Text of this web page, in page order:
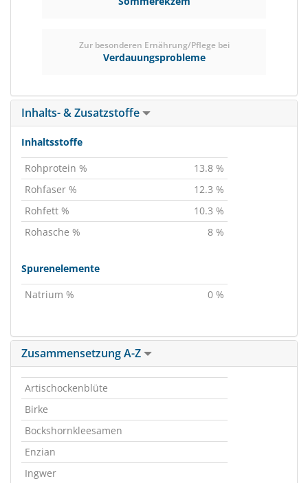
Zur besonderen Ernährung/Pflege bei
Verdauungsprobleme
Inhalts- & Zusatzstoffe
Inhaltsstoffe
Rohprotein %
13.8 %
Rohfaser %
12.3 %
Rohfett %
10.3 %
Rohasche %
8 %
Spurenelemente
Natrium %
0 %
Zusammensetzung A-Z
Artischockenblüte
Birke
Bockshornkleesamen
Enzian
Ingwer